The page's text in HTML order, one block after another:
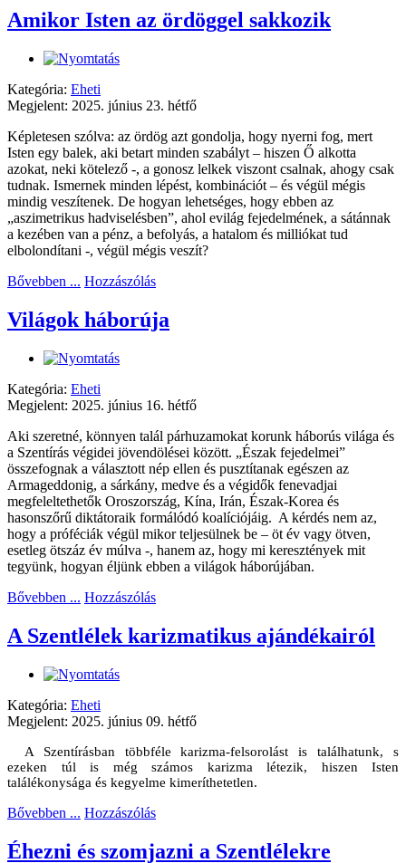
Amikor Isten az ördöggel sakkozik
Kategória: Eheti
Megjelent: 2025. június 23. hétfő
Képletesen szólva: az ördög azt gondolja, hogy nyerni fog, mert
Isten egy balek, aki betart minden szabályt – hiszen Ő alkotta
azokat, neki kötelező -, a gonosz lelkek viszont csalnak, ahogy csak
tudnak. Ismernek minden lépést, kombinációt – és végül mégis
mindig veszítenek. De hogyan lehetséges, hogy ebben az
„aszimetrikus hadviselésben”, ahol evilág fejedelmének, a sátánnak
a kezében van a pénz, a befolyás, a hatalom és milliókat tud
elbolondítani -, végül mégis veszít?
Bővebben ... Hozzászólás
Világok háborúja
Kategória: Eheti
Megjelent: 2025. június 16. hétfő
Aki szeretné, könnyen talál párhuzamokat korunk háborús világa és
a Szentírás végidei jövendölései között. „Észak fejedelmei”
összefognak a választott nép ellen és pusztítanak egészen az
Armageddonig, a sárkány, medve és a végidők fenevadjai
megfeleltethetők Oroszország, Kína, Irán, Észak-Korea és
hasonszőrű diktátoraik formálódó koalíciójáig. A kérdés nem az,
hogy a próféciák végül mikor teljesülnek be – öt év vagy ötven,
esetleg ötszáz év múlva -, hanem az, hogy mi keresztények mit
tegyünk, hogyan éljünk ebben a világok háborújában.
Bővebben ... Hozzászólás
A Szentlélek karizmatikus ajándékairól
Kategória: Eheti
Megjelent: 2025. június 09. hétfő
A Szentírásban többféle karizma-felsorolást is találhatunk, s
ezeken túl is még számos karizma létezik, hiszen Isten
találékonysága és kegyelme kimeríthetetlen.
Bővebben ... Hozzászólás
Éhezni és szomjazni a Szentlélekre